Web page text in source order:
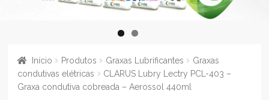
Início Produtos Graxas Lubrificantes
Graxas
condutivas elétricas
CLARUS Lubry Lectry PCL-403 –
Graxa condutiva cobreada – Aerossol 440ml